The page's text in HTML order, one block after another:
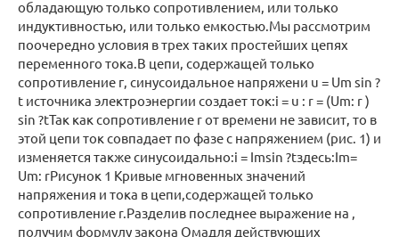
обладающую только сопротивлением, или только
индуктивностью, или только емкостью.Мы рассмотрим
поочередно условия в трех таких простейших цепях
переменного тока.В цепи, содержащей только
сопротивление г, синусоидальное напряжени u = Um sin ?
t источника электроэнергии создает ток:i = u : r = (Um: r )
sin ?tТак как сопротивление r от времени не зависит, то в
этой цепи ток совпадает по фазе с напряжением (рис. 1) и
изменяется также синусоидально:i = Imsin ?tздесь:Im=
Um: rРисунок 1 Кривые мгновенных значений
напряжения и тока в цепи,содержащей только
сопротивление r.Разделив последнее выражение на ,
получим формулу закона Омадля действующих